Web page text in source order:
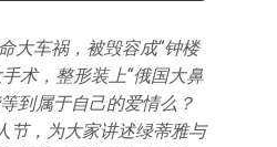
大车祸，被毁容成“钟楼
术，整形装上“俄国大鼻
到属于自己的爱情么？
节，为大家讲述绿蒂雅与